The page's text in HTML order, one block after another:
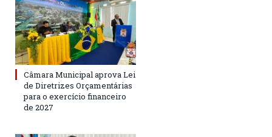
Câmara Municipal aprova Lei
de Diretrizes Orçamentárias
para o exercício financeiro
de 2027